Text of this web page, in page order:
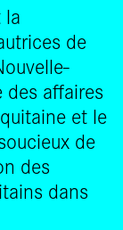
la
de
affaires
et le
de
des
dans